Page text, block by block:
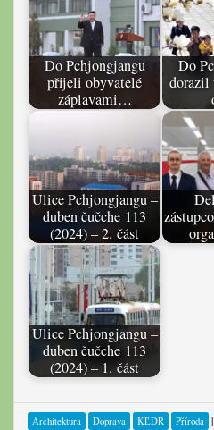
Do Pchjongjangu
přijeli obyvatelé
záplavami…
Do
dorazil
Ulice Pchjongjangu –
duben čučche 113
(2024) – 2. část
Ulice Pchjongjangu –
duben čučche 113
(2024) – 1. část
Architektura Doprava KĽDR Příroda |